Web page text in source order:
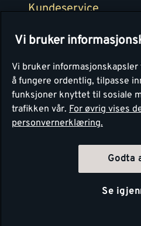
Kundeservice
Montér
Vi bruker
Vi bruker
å fungere ordentlig, tilpasse
funksjoner knyttet til sosiale
trafikken vår. For øvrig vises
personvernerklæring.
Godta
Se